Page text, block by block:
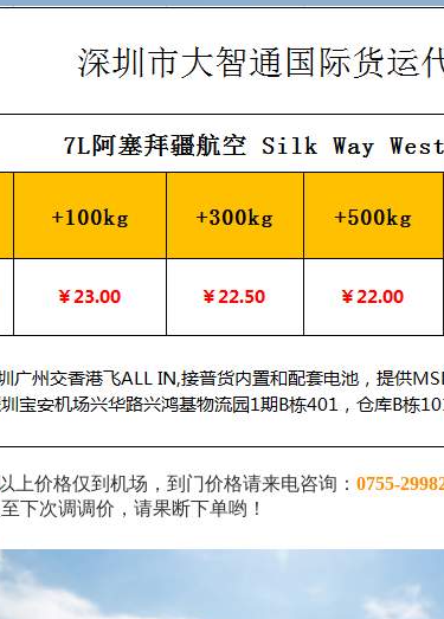
以上价格仅到机场，到门价格请来电咨询： 0755-
下次调调价，请果断下单哟！